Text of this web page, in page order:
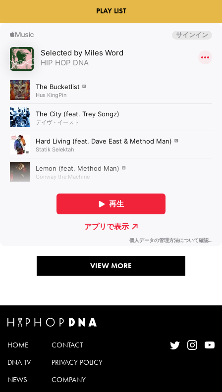
PLAY LIST
VIEW MORE
HOME
DNA TV
NEWS
CONTACT
PRIVACY POLICY
COMPANY